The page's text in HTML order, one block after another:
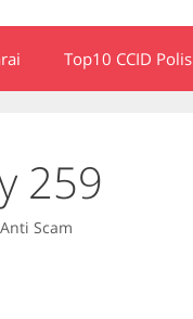
Top10 CCID Polis
259
Anti Scam